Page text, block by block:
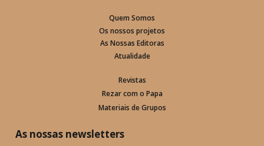
Quem Somos
Os nossos projetos
As Nossas Editoras
Atualidade
Revistas
Rezar com o Papa
Materiais de Grupos
As nossas newsletters